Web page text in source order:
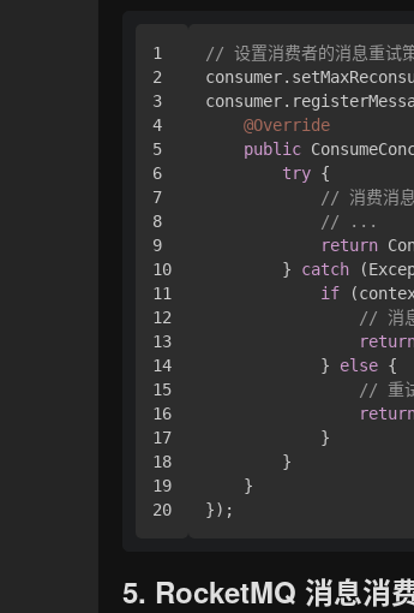
1
2
3
4
5
6
7
8
9
10
11
12
13
14
15
16
17
18
19
// 设置消费者的消息重试
@Override
public
try {
// 消费消
// ...
return
        }
catch
if
// 消
            }
else {
// 重
            }
        }
    }
5. RocketMQ 消息消